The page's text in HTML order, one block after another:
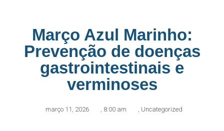
Março Azul Marinho:
Prevenção de doenças
gastrointestinais e
verminoses
março 11, 2026 , 8:00 am , Uncategorized